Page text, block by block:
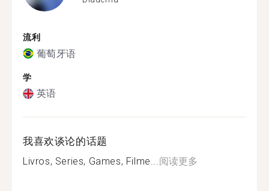
流利
葡萄牙语
学
英语
我喜欢谈论的话题
Livros, Series, Games, Filme...阅读更多